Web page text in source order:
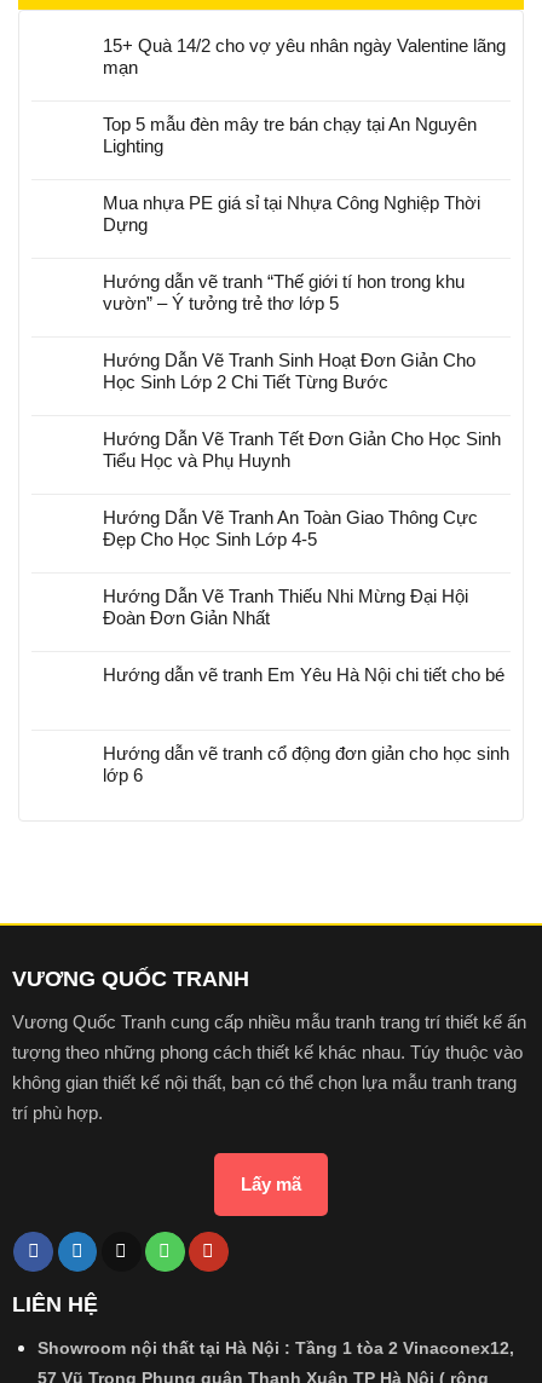
15+ Quà 14/2 cho vợ yêu nhân ngày Valentine lãng
mạn
Top 5 mẫu đèn mây tre bán chạy tại An Nguyên
Lighting
Mua nhựa PE giá sỉ tại Nhựa Công Nghiệp Thời
Dựng
Hướng dẫn vẽ tranh “Thế giới tí hon trong khu
vườn” – Ý tưởng trẻ thơ lớp 5
Hướng Dẫn Vẽ Tranh Sinh Hoạt Đơn Giản Cho
Học Sinh Lớp 2 Chi Tiết Từng Bước
Hướng Dẫn Vẽ Tranh Tết Đơn Giản Cho Học Sinh
Tiểu Học và Phụ Huynh
Hướng Dẫn Vẽ Tranh An Toàn Giao Thông Cực
Đẹp Cho Học Sinh Lớp 4-5
Hướng Dẫn Vẽ Tranh Thiếu Nhi Mừng Đại Hội
Đoàn Đơn Giản Nhất
Hướng dẫn vẽ tranh Em Yêu Hà Nội chi tiết cho bé
Hướng dẫn vẽ tranh cổ động đơn giản cho học sinh
lớp 6
VƯƠNG QUỐC TRANH
Vương Quốc Tranh cung cấp nhiều mẫu tranh trang trí thiết kế ấn
tượng theo những phong cách thiết kế khác nhau. Túy thuộc vào
không gian thiết kế nội thất, bạn có thể chọn lựa mẫu tranh trang
trí phù hợp.
Lấy mã
LIÊN HỆ
Showroom nội thất tại Hà Nội : Tầng 1 tòa 2 Vinaconex12,
57 Vũ Trọng Phụng quận Thanh Xuân TP Hà Nội ( rộng